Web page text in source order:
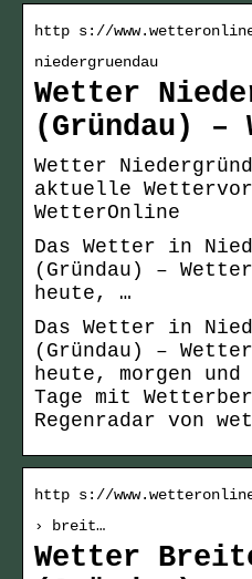
http s://
niedergruendau
Wetter
(Gründau) –
Wetter
aktuelle
WetterOnline
Das Wetter in
(Gründau) –
heute, …
Das Wetter in
(Gründau) –
heute, morgen und
Tage mit
Regenradar von
http s://
› breit…
Wetter